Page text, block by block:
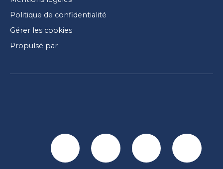
Politique de confidentialité
Gérer les cookies
Propulsé par